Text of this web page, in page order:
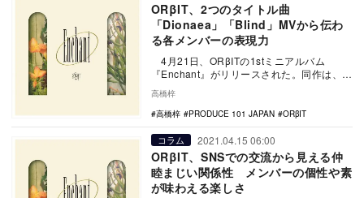
ORβIT、2つのタイトル曲
「Dionaea」「Blind」MVから伝わ
る各メンバーの表現力
4月21日、ORβITの1stミニアルバム
『Enchant』がリリースされた。同作は、4
月20日付のオリコンデイリーア…
高橋梓
高橋梓
PRODUCE 101 JAPAN ORβIT
コラム 2021.04.15 06:00
ORβIT、SNSでの交流から見える仲
睦まじい関係性 メンバーの個性や素
が味わえる楽しさ